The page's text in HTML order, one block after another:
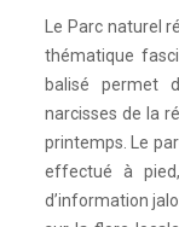
Le Parc naturel
thématique
balisé permet
narcisses de la
printemps. Le
effectué à
d’information